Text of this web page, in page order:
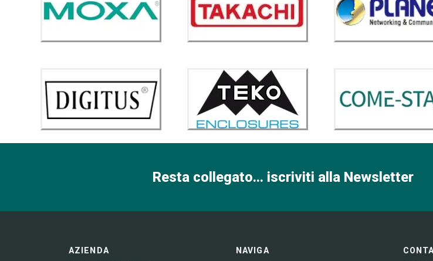
Resta collegato... iscriviti alla Newsletter
AZIENDA NAVIGA